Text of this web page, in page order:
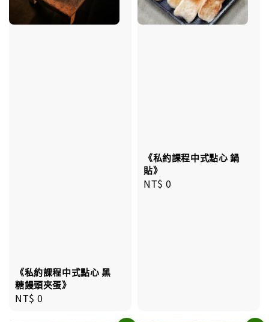
《私約課程中式點心 黑
糖饅頭夾蛋》
Regular
NT$ 0
《私約課程中式點心 鍋
貼》
Regular
NT$ 0